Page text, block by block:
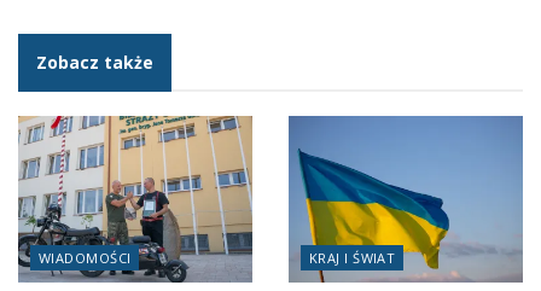
Zobacz także
WIADOMOŚCI KRAJ I ŚWIAT